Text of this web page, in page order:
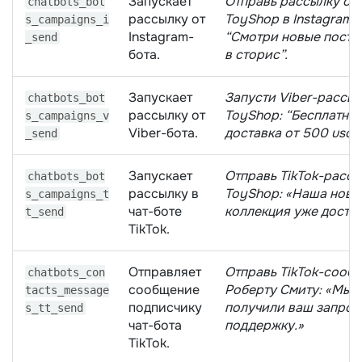
s_campaigns_i
_send
рассылку от
Instagram-
бота.
ToyShop в Instagram:
“Смотри новые
в сторис”.
chatbots_bot
s_campaigns_v
_send
Запускает
рассылку от
Viber-бота.
Запусти Viber-
ToyShop: “Бесплатная
доставка от 500 usd”.
chatbots_bot
s_campaigns_t
t_send
Запускает
рассылку в
чат-боте
TikTok.
Отправь TikTok-
ToyShop: «Наша
коллекция уже
chatbots_con
tacts_message
s_tt_send
Отправляет
сообщение
подписчику
чат-бота
TikTok.
Отправь TikTok-
Роберту Смиту: «Мы
получили ваш
поддержку.»